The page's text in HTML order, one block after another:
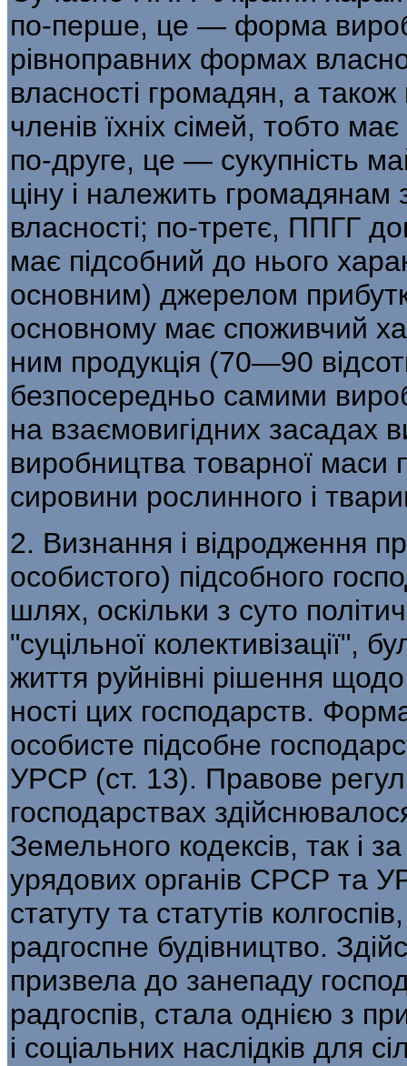
по-перше, це — форма
рівноправних формах
влас­ності громадян, а також
членів їхніх сімей, тобто
по-друге, це — сукупність
ціну і нале­жить громадянам
власності; по-третє, ППГГ
має підсоб­ний до нього
основним) джере­лом
основному має спожив­чий
ним продукція (70—90
безпосередньо самими
на взаємовигідних засадах
виробництва товарної маси
сировини рослинного і
2. Визнання і відродження
особистого) підсобного
шлях, оскільки з суто
"суцільної колективізації",
життя руйнівні рішення
ності цих господарств.
особис­те підсобне
УРСР (ст. 13). Правове
господарствах
Земельного ко­дексів, так і
урядових органів СРСР та
статуту та статутів
радгоспне будівництво.
призвела до занепаду
радгоспів, стала однією з
і соціальних наслідків для